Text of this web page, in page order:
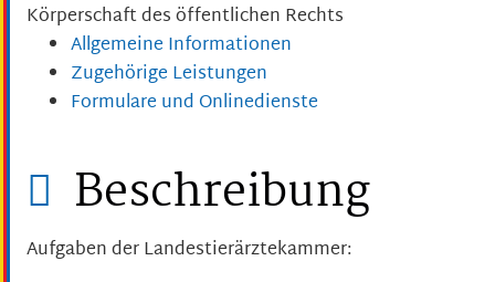
Körperschaft des öffentlichen Rechts
Allgemeine Informationen
Zugehörige Leistungen
Formulare und Onlinedienste
Beschreibung
Aufgaben der Landestierärztekammer: